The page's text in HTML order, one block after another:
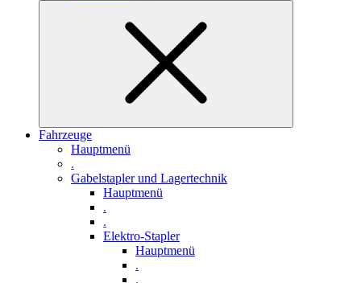
Fahrzeuge
Hauptmenü
.
Gabelstapler und Lagertechnik
Hauptmenü
.
.
Elektro-Stapler
Hauptmenü
.
.